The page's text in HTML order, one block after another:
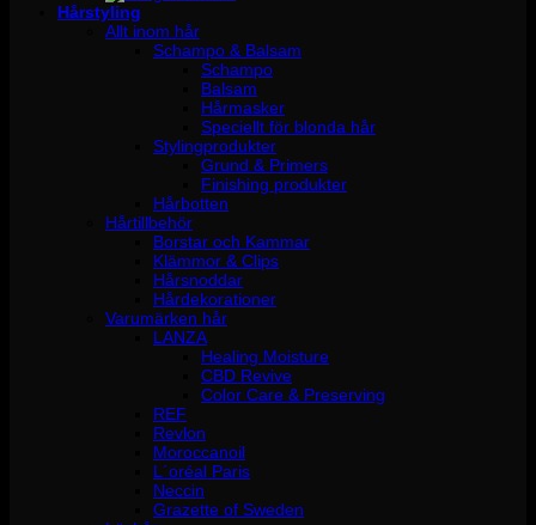
Hårstyling
Allt inom hår
Schampo & Balsam
Schampo
Balsam
Hårmasker
Speciellt för blonda hår
Stylingprodukter
Grund & Primers
Finishing produkter
Hårbotten
Hårtillbehör
Borstar och Kammar
Klämmor & Clips
Hårsnoddar
Hårdekorationer
Varumärken hår
LANZA
Healing Moisture
CBD Revive
Color Care & Preserving
REF
Revlon
Moroccanoil
L´oréal Paris
Neccin
Grazette of Sweden